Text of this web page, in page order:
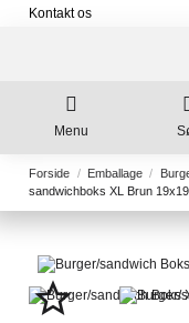
Kontakt os
Menu
Forside Emballage
sandwichboks XL Brun
star_border